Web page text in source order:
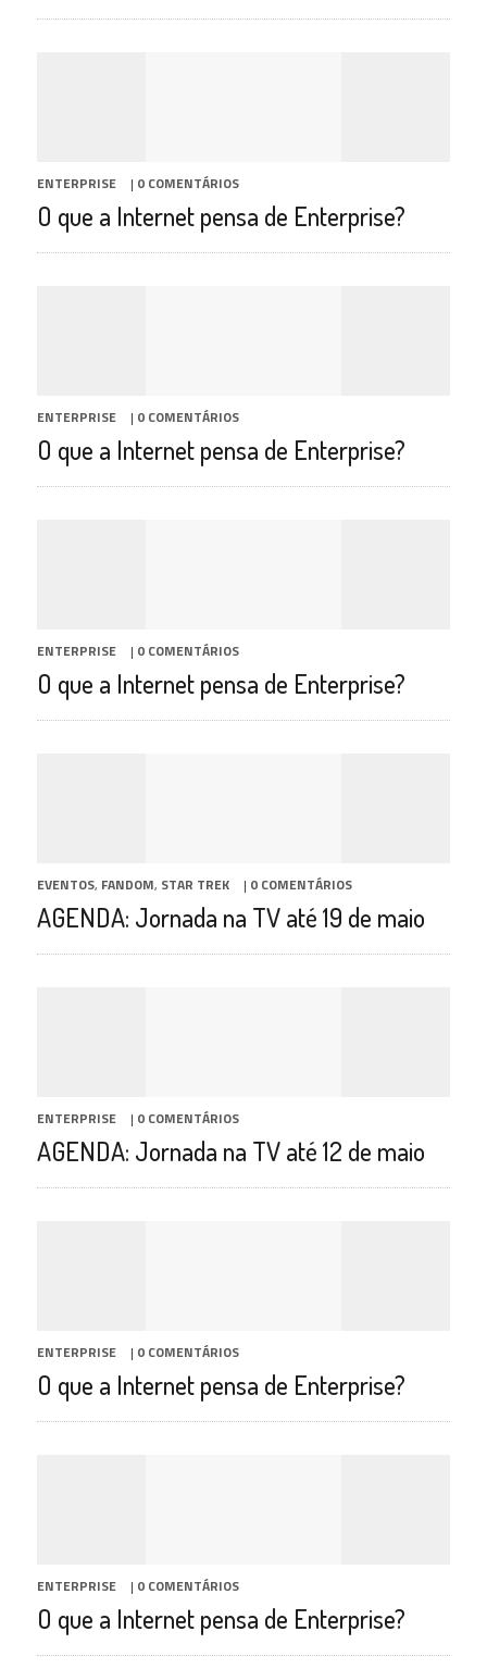
ENTERPRISE | 0 COMENTÁRIOS
O que a Internet pensa de Enterprise?
ENTERPRISE | 0 COMENTÁRIOS
O que a Internet pensa de Enterprise?
ENTERPRISE | 0 COMENTÁRIOS
O que a Internet pensa de Enterprise?
EVENTOS, FANDOM, STAR TREK | 0 COMENTÁRIOS
AGENDA: Jornada na TV até 19 de maio
ENTERPRISE | 0 COMENTÁRIOS
AGENDA: Jornada na TV até 12 de maio
ENTERPRISE | 0 COMENTÁRIOS
O que a Internet pensa de Enterprise?
ENTERPRISE | 0 COMENTÁRIOS
O que a Internet pensa de Enterprise?